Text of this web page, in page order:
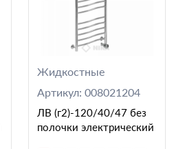
Жидкостные
Артикул: 008021204
ЛВ (г2)-120/40/47 без
полочки электрический